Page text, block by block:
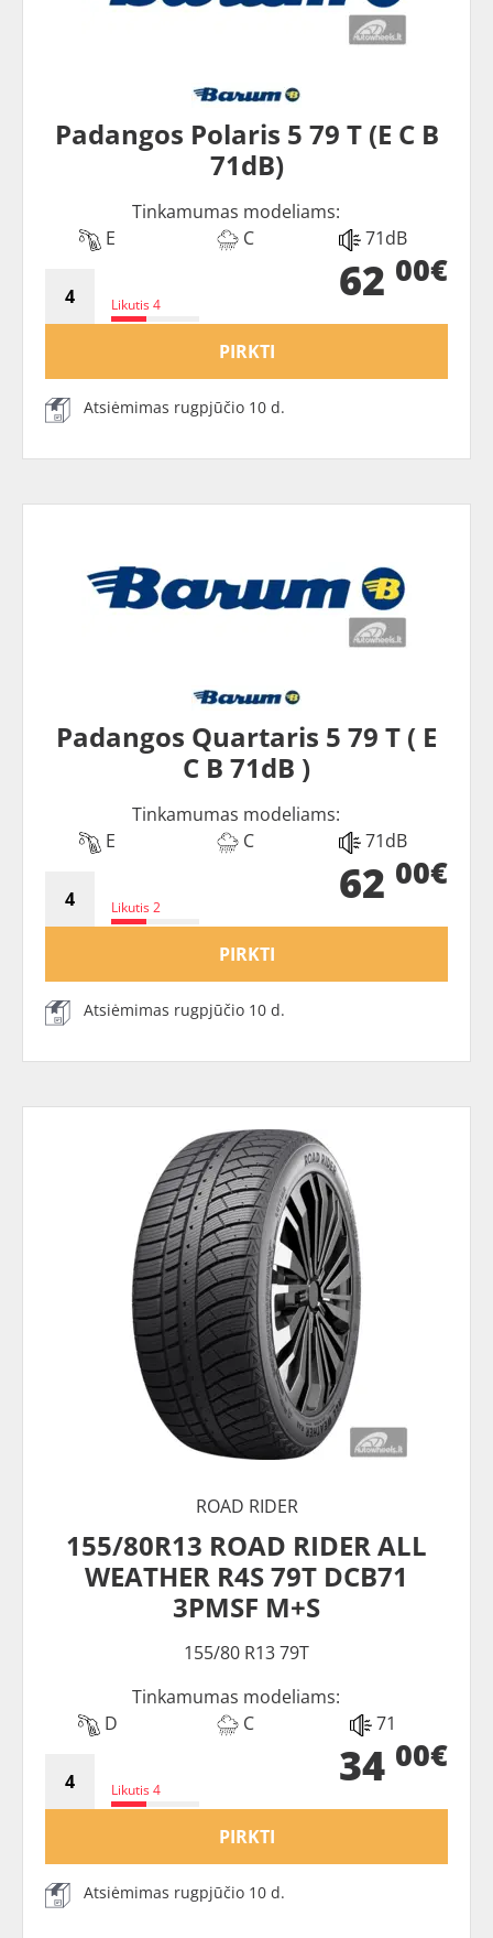
Padangos Polaris 5 79 T (E C B
71dB)
Tinkamumas modeliams:
E
C 71dB
Likutis 4 62 00€
PIRKTI
Atsiėmimas rugpjūčio 10 d.
Padangos Quartaris 5 79 T ( E
C B 71dB )
Tinkamumas modeliams:
E
C 71dB
Likutis 2 62 00€
PIRKTI
Atsiėmimas rugpjūčio 10 d.
ROAD RIDER
155/80R13 ROAD RIDER ALL
WEATHER R4S 79T DCB71
3PMSF M+S
155/80 R13 79T
Tinkamumas modeliams:
D
C 71
Likutis 4 34 00€
PIRKTI
Atsiėmimas rugpjūčio 10 d.